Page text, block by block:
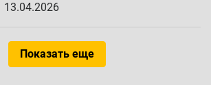
13.04.2026
Показать еще